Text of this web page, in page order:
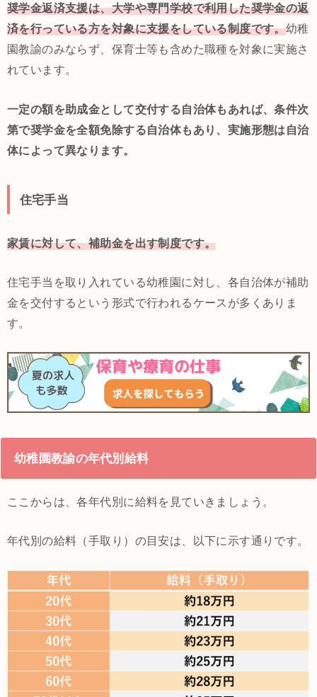
奨学金返済支援は、大学や専門学校で利用した奨学金の返
済を行っている方を対象に支援をしている制度です。幼稚
園教諭のみならず、保育士等も含めた職種を対象に実施さ
れています。
一定の額を助成金として交付する自治体もあれば、条件次
第で奨学金を全額免除する自治体もあり、実施形態は自治
体によって異なります。
住宅手当
家賃に対して、補助金を出す制度です。
住宅手当を取り入れている幼稚園に対し、各自治体が補助
金を交付するという形式で行われるケースが多くありま
す。
幼稚園教諭の年代別給料
ここからは、各年代別に給料を見ていきましょう。
年代別の給料（手取り）の目安は、以下に示す通りです。